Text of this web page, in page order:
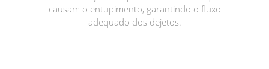
causam o entupimento, garantindo o fluxo
adequado dos dejetos.